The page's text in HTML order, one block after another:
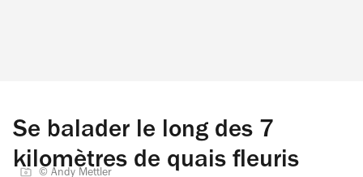
Se balader le long des 7
kilomètres de quais fleuris
© Andy Mettler